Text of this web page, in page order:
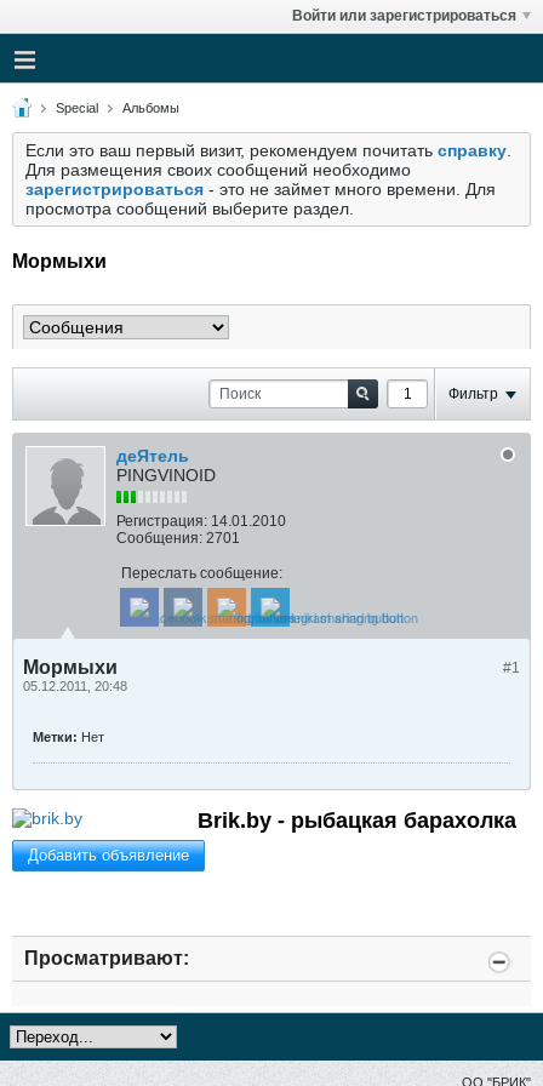
Войти или зарегистрироваться
Special Альбомы
Если это ваш первый визит, рекомендуем почитать справку
Для размещения своих сообщений необходимо
зарегистрироваться - это не займет много времени. Для
просмотра сообщений выберите раздел.
Мормыхи
Фильтр
деЯтель
PINGVINOID
Регистрация: 14.01.2010
Сообщения: 2701
Переслать сообщение:
#1
Мормыхи
05.12.2011, 20:48
Метки: Нет
Brik.by - рыбацкая барахолка
Добавить объявление
Просматривают:
ОО "БРИК"